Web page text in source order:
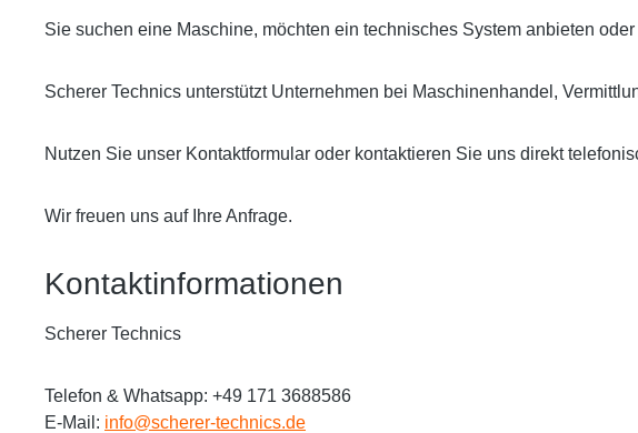
Sie suchen eine Maschine, möchten ein technisches System anbieten
Scherer Technics unterstützt Unternehmen bei Maschinenhandel,
Nutzen Sie unser Kontaktformular oder kontaktieren Sie uns direkt
Wir freuen uns auf Ihre Anfrage.
Kontaktinformationen
Scherer Technics
Telefon & Whatsapp: +49 171 3688586
E-Mail: info@scherer-technics.de